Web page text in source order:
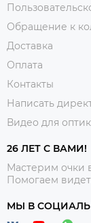
Обращение к
Доставка
Оплата
Контакты
Написать
Видео для
26 ЛЕТ С ВАМИ!
Мастерим очки
Помогаем
МЫ В